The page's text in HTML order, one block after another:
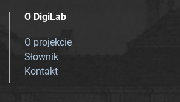
O DigiLab
O projekcie
Słownik
Kontakt